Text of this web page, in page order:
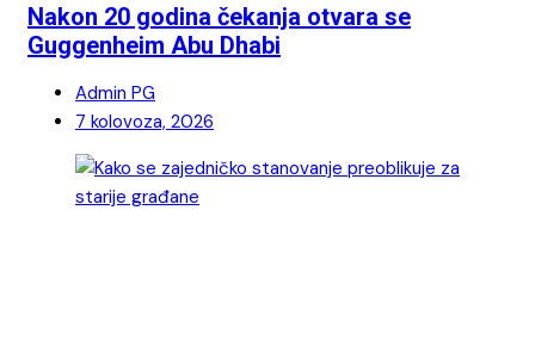
Nakon 20 godina čekanja otvara se
Guggenheim Abu Dhabi
Admin PG
7 kolovoza, 2026